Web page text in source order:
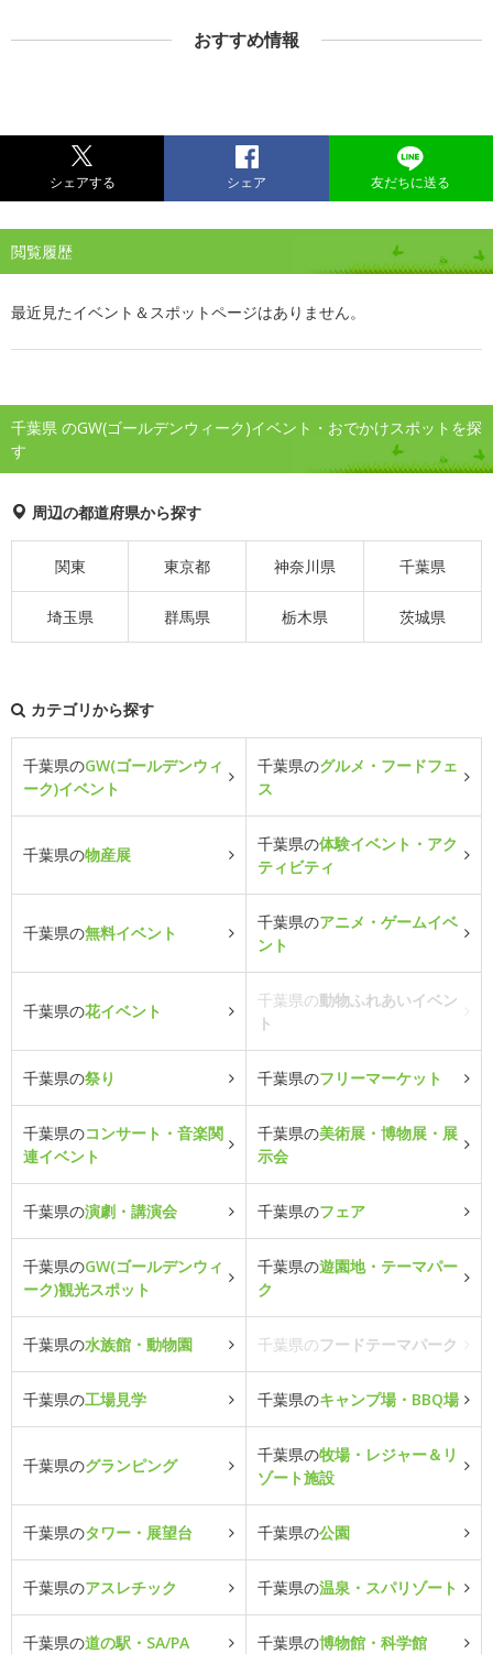
おすすめ情報
シェアする シェア 友だちに送る
閲覧履歴
最近見たイベント＆スポットページはありません。
千葉県 のGW(ゴールデンウィーク)イベント・おでかけスポットを探
す
周辺の都道府県から探す
関東 東京都 神奈川県 千葉県
埼玉県 群馬県 栃木県 茨城県
カテゴリから探す
千葉県のGW(ゴールデンウィ
ーク)イベント
千葉県のグルメ・フードフェ
ス
千葉県の物産展
千葉県の体験イベント・アク
ティビティ
千葉県の無料イベント
千葉県のアニメ・ゲームイベ
ント
千葉県の花イベント
千葉県の動物ふれあいイベン
ト
千葉県の祭り 千葉県のフリーマーケット
千葉県のコンサート・音楽関
連イベント
千葉県の美術展・博物展・展
示会
千葉県の演劇・講演会 千葉県のフェア
千葉県のGW(ゴールデンウィ
ーク)観光スポット
千葉県の遊園地・テーマパー
ク
千葉県の水族館・動物園 千葉県のフードテーマパーク
千葉県の工場見学 千葉県のキャンプ場・BBQ場
千葉県のグランピング
千葉県の牧場・レジャー＆リ
ゾート施設
千葉県のタワー・展望台 千葉県の公園
千葉県のアスレチック 千葉県の温泉・スパリゾート
千葉県の道の駅・SA/PA 千葉県の博物館・科学館